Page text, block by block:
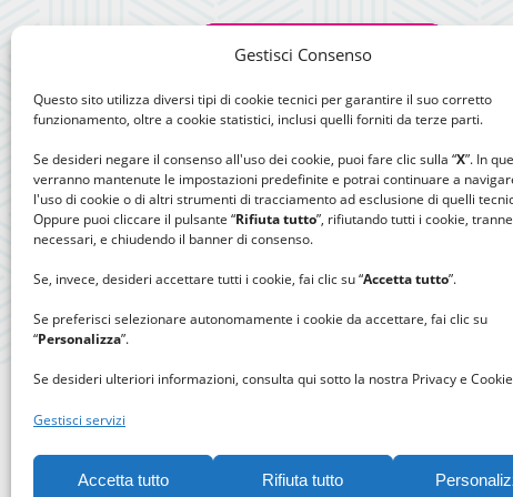
Gestisci Consenso
Questo sito utilizza diversi tipi di cookie tecnici per garantire il suo corretto
funzionamento, oltre a cookie statistici, inclusi quelli forniti da terze parti.
Se desideri negare il consenso all'uso dei cookie, puoi fare clic sulla “X”. In
verranno mantenute le impostazioni predefinite e potrai continuare a
l'uso di cookie o di altri strumenti di tracciamento ad esclusione di quelli
Oppure puoi cliccare il pulsante “Rifiuta tutto”, rifiutando tutti i cookie,
necessari, e chiudendo il banner di consenso.
Se, invece, desideri accettare tutti i cookie, fai clic su “Accetta tutto”.
Se preferisci selezionare autonomamente i cookie da accettare, fai clic su
“Personalizza”.
Se desideri ulteriori informazioni, consulta qui sotto la nostra Privacy e
Gestisci servizi
Accetta tutto Rifiuta tutto